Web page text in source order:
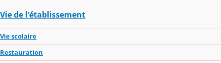
Vie de l'établissement
Vie scolaire
Restauration